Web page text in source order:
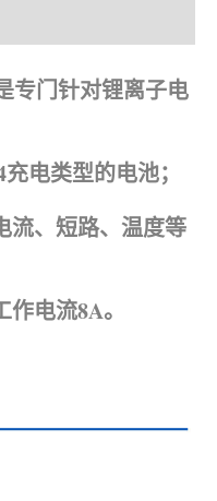
专门针对锂离子电
充电类型的电池；
流、短路、温度等
电流8A。